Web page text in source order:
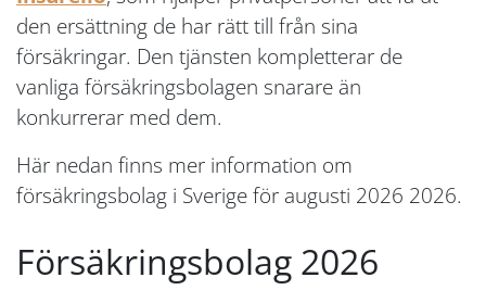
den ersättning de har rätt till från sina
försäkringar. Den tjänsten kompletterar de
vanliga försäkringsbolagen snarare än
konkurrerar med dem.
Här nedan finns mer information om
försäkringsbolag i Sverige för augusti 2026 2026.
Försäkringsbolag 2026